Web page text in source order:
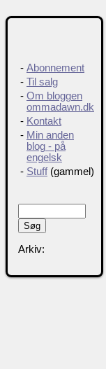
- Abonnement
- Til salg
- Om bloggen
ommadawn.dk
- Kontakt
- Min anden
blog - på
engelsk
- Stuff(gammel)
Arkiv: